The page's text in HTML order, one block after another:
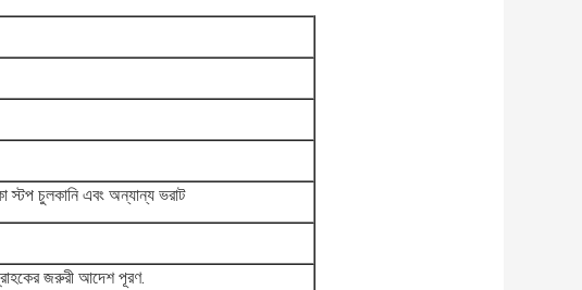
স্টপ চুলকানি এবং অন্যান্য ভরাট
জরুরী আদেশ পূরণ.